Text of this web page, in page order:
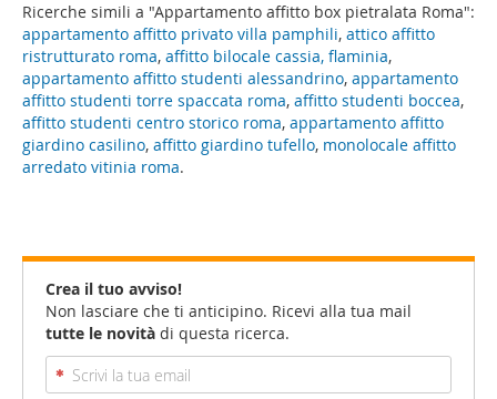
Ricerche simili a "Appartamento affitto box pietralata Roma":
appartamento affitto privato villa pamphili, attico affitto
ristrutturato roma, affitto bilocale cassia, flaminia,
appartamento affitto studenti alessandrino, appartamento
affitto studenti torre spaccata roma, affitto studenti boccea,
affitto studenti centro storico roma, appartamento affitto
giardino casilino, affitto giardino tufello, monolocale affitto
arredato vitinia roma.
Crea il tuo avviso!
Non lasciare che ti anticipino. Ricevi alla tua mail
tutte le novità di questa ricerca.